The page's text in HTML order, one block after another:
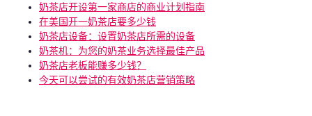
奶茶店开设第一家商店的商业计划指南
在美国开一奶茶店要多少钱
奶茶店设备：设置奶茶店所需的设备
奶茶机：为您的奶茶业务选择最佳产品
奶茶店老板能赚多少钱？
今天可以尝试的有效奶茶店营销策略